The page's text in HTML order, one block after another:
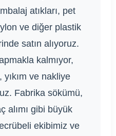
atıkları, pet
ve diğer plastik
satın alıyoruz.
kalmıyor,
ve nakliye
Fabrika sökümü,
alımı gibi büyük
ekibimiz ve